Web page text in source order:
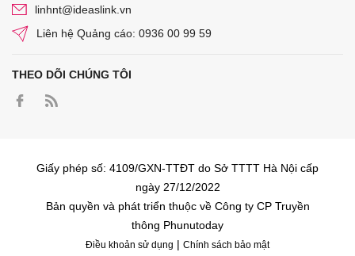
linhnt@ideaslink.vn
Liên hệ Quảng cáo: 0936 00 99 59
THEO DÕI CHÚNG TÔI
Giấy phép số: 4109/GXN-TTĐT do Sở TTTT Hà Nội cấp
ngày 27/12/2022
Bản quyền và phát triển thuộc về Công ty CP Truyền
thông Phunutoday
Điều khoản sử dụng | Chính sách bảo mật